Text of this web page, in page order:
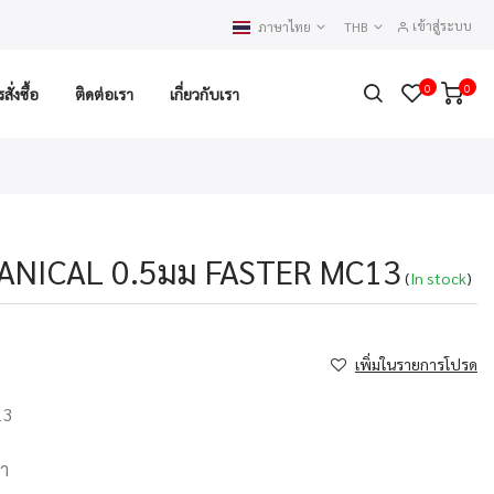
ภาษาไทย THB เข้าสู่ระบบ
สั่งซื้อ ติดต่อเรา เกี่ยวกับเรา 0 0
0.5มม FASTER MC13 (In stock)
เพิ่มในรายการโปรด